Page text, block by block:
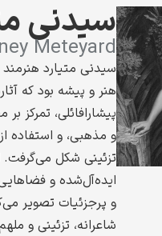
سیدنی
Meteyard
سیدنی متیارد
هنر و پیشه بود که
پیشارافائلی، تمرکز
و مذهبی، و
تزئینی شکل می‌گرفت.
ایده‌آل‌شده و فضاهایی
و پرجزئیات تصویر
شاعرانه، تزئینی و